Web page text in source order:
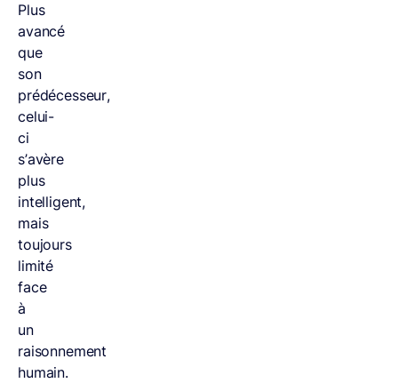
Plus
avancé
que
son
prédécesseur,
celui-
ci
s’avère
plus
intelligent,
mais
toujours
limité
face
à
un
raisonnement
humain.